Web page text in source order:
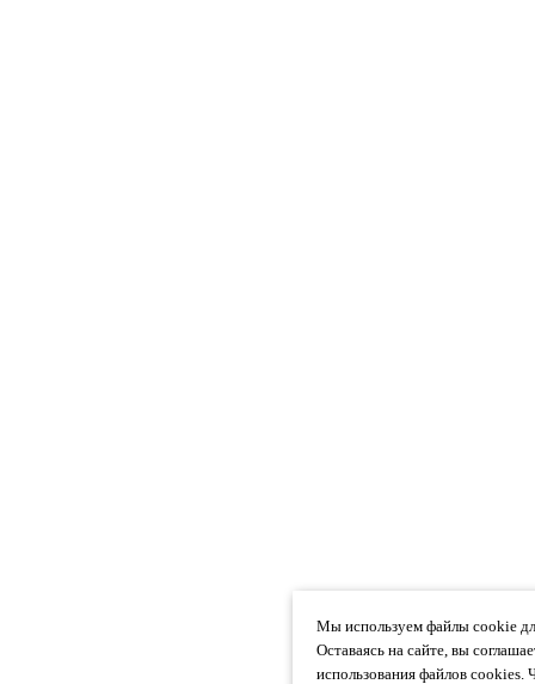
Мы используем файлы cookie
Оставаясь на сайте, вы
использования файлов cookies.